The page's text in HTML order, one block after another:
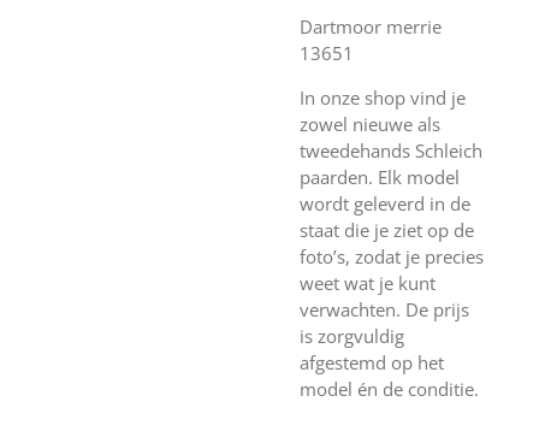
Dartmoor merrie
13651
In onze shop vind je
zowel nieuwe als
tweedehands Schleich
paarden. Elk model
wordt geleverd in de
staat die je ziet op de
foto’s, zodat je precies
weet wat je kunt
verwachten. De prijs
is zorgvuldig
afgestemd op het
model én de conditie.